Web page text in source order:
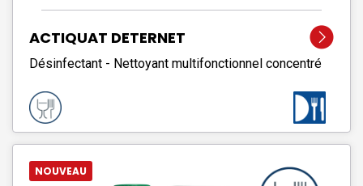
ACTIQUAT DETERNET
Désinfectant - Nettoyant multifonctionnel concentré
NOUVEAU